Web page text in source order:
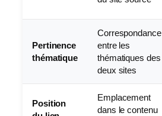
Pertinence
thématique
Correspondance
entre les
thématiques des
deux sites
Position
Emplacement
dans le contenu